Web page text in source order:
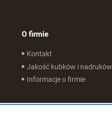
O firmie
Kontakt
Jakość kubków i nadruków
Informacje o firmie